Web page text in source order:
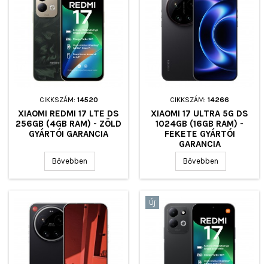
CIKKSZÁM: 14520
XIAOMI REDMI 17 LTE DS
256GB (4GB RAM) - ZÖLD
GYÁRTÓI GARANCIA
Bővebben
CIKKSZÁM: 14266
XIAOMI 17 ULTRA 5G DS
1024GB (16GB RAM) -
FEKETE GYÁRTÓI
GARANCIA
Bővebben
Új